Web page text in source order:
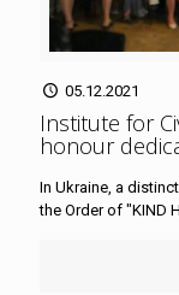
05.12.2021
Institute for
honour
In Ukraine, a
the Order of "KIND